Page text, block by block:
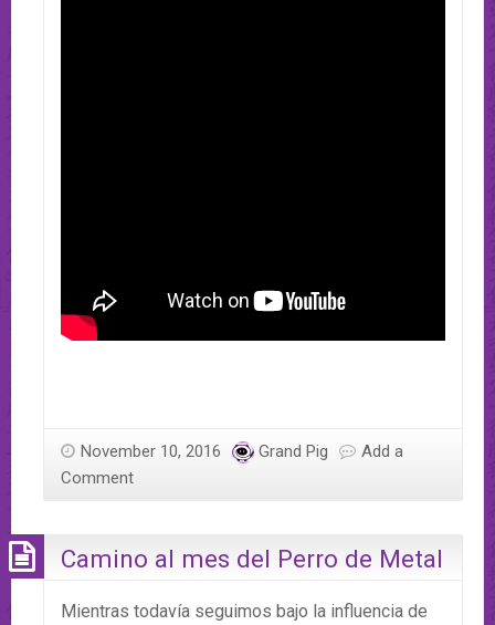
November 10, 2016 Grand Pig
Add a
Comment
Camino al mes del Perro de Metal
Mientras todavía seguimos bajo la influencia de